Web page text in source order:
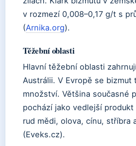
v rozmezí 0,008–0,17 g/t s
(Arnika.org).
Těžební oblasti
Hlavní těžební oblasti
Austrálii. V Evropě se bizmut
množství. Většina současné
pochází jako vedlejší
rud mědi, olova, cínu, stříbra
(Eveks.cz).